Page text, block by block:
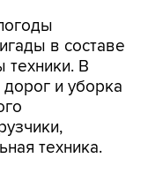
в составе
техники. В
и уборка
техника.